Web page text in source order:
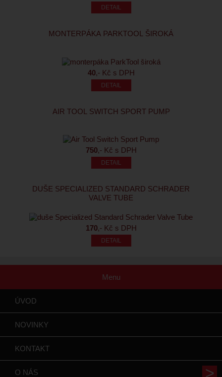
MONTERPÁKA PARKTOOL ŠIROKÁ
40,- Kč s DPH
AIR TOOL SWITCH SPORT PUMP
750,- Kč s DPH
DUŠE SPECIALIZED STANDARD SCHRADER
VALVE TUBE
170,- Kč s DPH
Menu
ÚVOD
NOVINKY
KONTAKT
O NÁS